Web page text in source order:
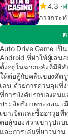
4.3 ฟ
การกระ
Auto Drive Game เ
Android ที่ทำให้ผู้เล่น
ตั้งอยู่ในฉากหลังที่มีสี
ให้ต่อสู้กับคลื่นของศัต
เลน ด้วยการควบคุมที่
ที่การบังคับรถของตนแ
ประสิทธิภาพของตน เ
เขาเปิดและซื้ออาวุธที่
ต่อสู้ของพวกเขารูปแบ
และการเล่นที่ยาวนาน